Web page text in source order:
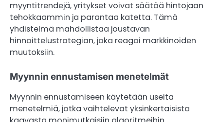
myyntitrendejä, yritykset voivat säätää hintojaan
tehokkaammin ja parantaa katetta. Tämä
yhdistelmä mahdollistaa joustavan
hinnoittelustrategian, joka reagoi markkinoiden
muutoksiin.
Myynnin ennustamisen menetelmät
Myynnin ennustamiseen käytetään useita
menetelmiä, jotka vaihtelevat yksinkertaisista